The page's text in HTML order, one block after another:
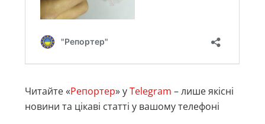
Читайте «Репортер» уTelegram – лише якісні
новини та цікаві статті у вашому телефоні